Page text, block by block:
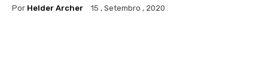
Por Helder Archer 15 , Setembro , 2020